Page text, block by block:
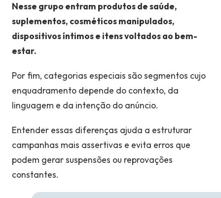
Nesse grupo entram produtos de saúde,
suplementos, cosméticos manipulados,
dispositivos íntimos e itens voltados ao bem-
estar.
Por fim, categorias especiais são segmentos cujo
enquadramento depende do contexto, da
linguagem e da intenção do anúncio.
Entender essas diferenças ajuda a estruturar
campanhas mais assertivas e evita erros que
podem gerar suspensões ou reprovações
constantes.